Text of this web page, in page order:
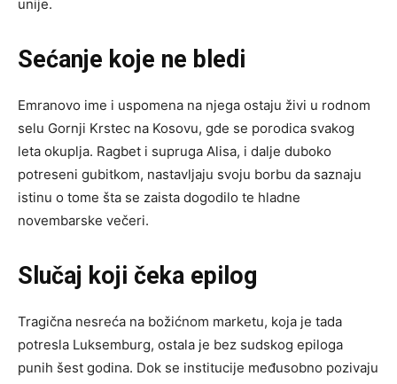
unije.
Sećanje koje ne bledi
Emranovo ime i uspomena na njega ostaju živi u rodnom
selu Gornji Krstec na Kosovu, gde se porodica svakog
leta okuplja. Ragbet i supruga Alisa, i dalje duboko
potreseni gubitkom, nastavljaju svoju borbu da saznaju
istinu o tome šta se zaista dogodilo te hladne
novembarske večeri.
Slučaj koji čeka epilog
Tragična nesreća na božićnom marketu, koja je tada
potresla Luksemburg, ostala je bez sudskog epiloga
punih šest godina. Dok se institucije međusobno pozivaju